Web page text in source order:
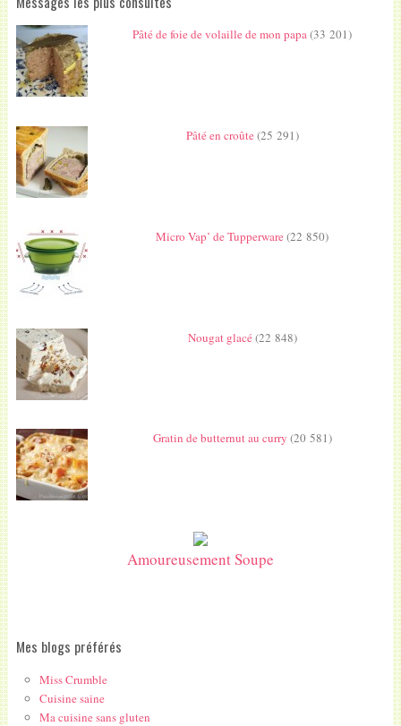
Pâté de foie de volaille de mon papa(33 201)
Pâté en croûte(25 291)
Micro Vap’ de Tupperware(22 850)
Nougat glacé(22 848)
Gratin de butternut au curry (20 581)
Amoureusement Soupe
Mes blogs préférés
Miss Crumble
Cuisine saine
Ma cuisine sans gluten